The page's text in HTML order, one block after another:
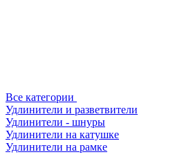
Все категории
Удлинители и разветвители
Удлинители - шнуры
Удлинители на катушке
Удлинители на рамке